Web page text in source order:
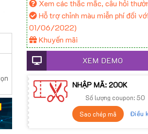
Xem các thắc mắc, câu hỏi
Hỗ trợ chỉnh màu miễn phí đối
01/06/2022)
Khuyến mãi
XEM DEMO
NHẬP MÃ: 200K
Số lượng coupon: 50
Sao chép mã
Điều